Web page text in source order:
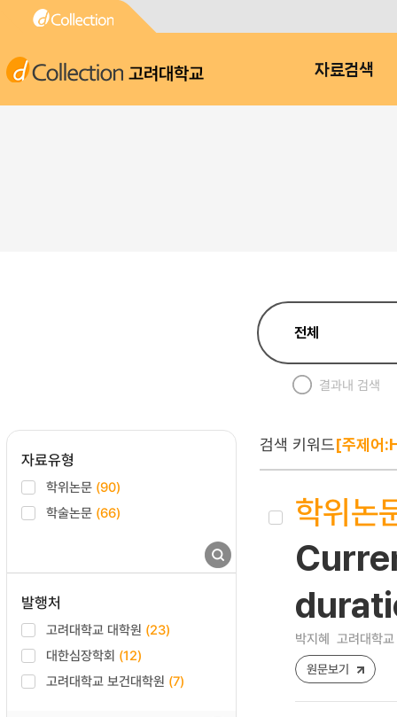
고려대학교 자료검색
결과내 검색
자료유형
학위논문 (90)
학술논문 (66)
발행처
고려대학교 대학원 (23)
대한심장학회 (12)
고려대학교 보건대학원 (7)
검색 키워드[주제어
학위논
박지혜 고려대학
원문보기